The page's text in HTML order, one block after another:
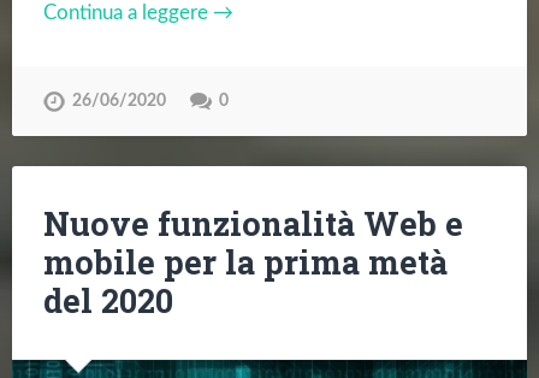
Continua a leggere →
26/06/2020 0
Nuove funzionalità Web e
mobile per la prima metà
del 2020